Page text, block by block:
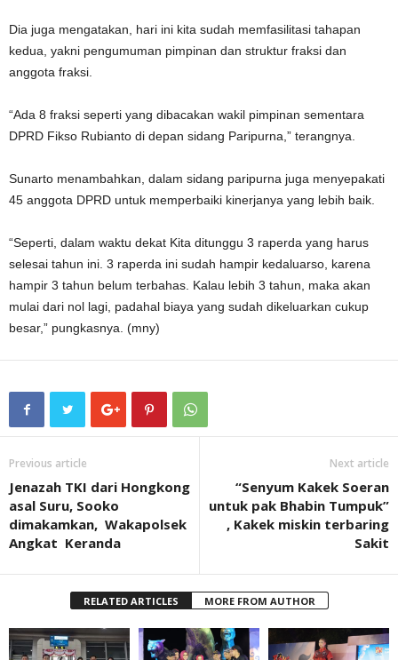
Dia juga mengatakan, hari ini kita sudah memfasilitasi tahapan
kedua, yakni pengumuman pimpinan dan struktur fraksi dan
anggota fraksi.
“Ada 8 fraksi seperti yang dibacakan wakil pimpinan sementara
DPRD Fikso Rubianto di depan sidang Paripurna,” terangnya.
Sunarto menambahkan, dalam sidang paripurna juga menyepakati
45 anggota DPRD untuk memperbaiki kinerjanya yang lebih baik.
“Seperti, dalam waktu dekat Kita ditunggu 3 raperda yang harus
selesai tahun ini. 3 raperda ini sudah hampir kedaluarso, karena
hampir 3 tahun belum terbahas. Kalau lebih 3 tahun, maka akan
mulai dari nol lagi, padahal biaya yang sudah dikeluarkan cukup
besar,” pungkasnya. (mny)
Previous article
Jenazah TKI dari Hongkong
asal Suru, Sooko
dimakamkan, Wakapolsek
Angkat Keranda
Next article
“Senyum Kakek Soeran
untuk pak Bhabin Tumpuk”
, Kakek miskin terbaring
Sakit
RELATED ARTICLES MORE FROM AUTHOR